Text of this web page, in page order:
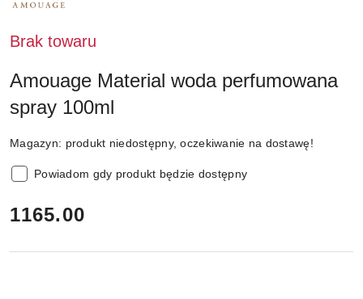
Brak towaru
Amouage Material woda perfumowana
spray 100ml
Magazyn: produkt niedostępny, oczekiwanie na dostawę!
Powiadom gdy produkt będzie dostępny
cena:
1165.00